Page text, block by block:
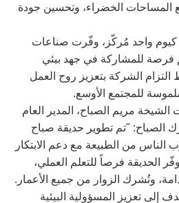
المساحات الخضراء، وتحسين جودة
كيوم واحد مُركّز، وفّرت صناعات
فرصة للمشاركة في جهد بيئي
الشركة بتعزيز روح العمل
للمجتمع الأوسع.
مريم الصباح، المدير العام
الصباح: "تم تطوير حديقة صباح
من الطبيعة مع دعم الابتكار
الحديقة فرصاً للتعلم العملي،
وتُشرك الزوار من جميع الأعمار.
إلى تعزيز المسؤولية البيئية